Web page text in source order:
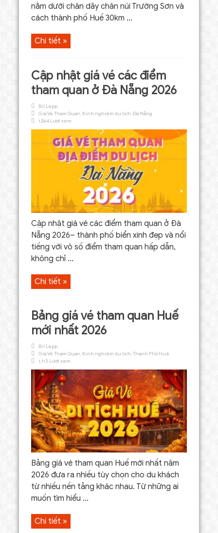
nằm dưới chân dãy chân núi Trường Sơn và
cách thành phố Huế 30km ...
Chi tiết »
Cập nhật giá vé các điểm
tham quan ở Đà Nẵng 2026
Bil Lepp
Giá Vé Tham Quan, Kinh nghiệm du lịch,Đà Nẵng
1,564 Lượt xem
Cập nhật giá vé các điểm tham quan ở Đà
Nẵng 2026– thành phố biển xinh đẹp và nổi
tiếng với vô số điểm tham quan hấp dẫn,
không chỉ ...
Chi tiết »
Bảng giá vé tham quan Huế
mới nhất 2026
Bil Lepp
Giá Vé Tham Quan Kinh nghiệm du lịch Thành Phố Huế
1,113 Lượt xem
Bảng giá vé tham quan Huế mới nhất năm
2026 đưa ra nhiều tùy chọn cho du khách
từ nhiều nền tảng khác nhau. Từ những ai
muốn tìm hiểu ...
Chi tiết »